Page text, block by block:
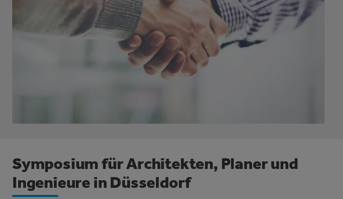
Symposium für Architekten, Planer und
Ingenieure in Düsseldorf